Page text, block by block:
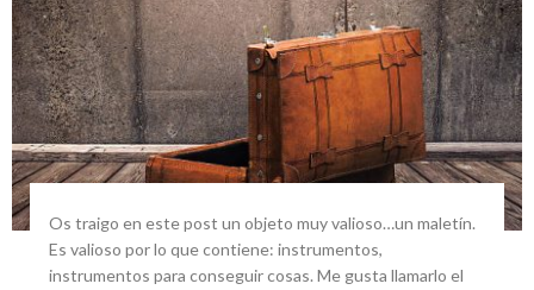
Os traigo en este post un objeto muy valioso…un maletín.
Es valioso por lo que contiene: instrumentos,
instrumentos para conseguir cosas. Me gusta llamarlo el